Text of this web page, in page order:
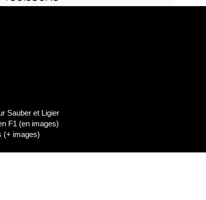
Sauber et Ligier
F1 (en images)
(+ images)